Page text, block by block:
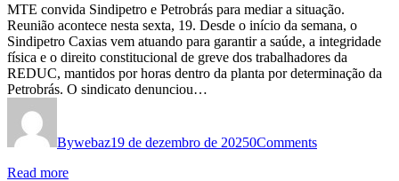
MTE convida Sindipetro e Petrobrás para mediar a situação.
Reunião acontece nesta sexta, 19. Desde o início da semana, o
Sindipetro Caxias vem atuando para garantir a saúde, a integridade
física e o direito constitucional de greve dos trabalhadores da
REDUC, mantidos por horas dentro da planta por determinação da
Petrobrás. O sindicato denunciou…
Bywebaz19 de dezembro de 20250Comments
Read more